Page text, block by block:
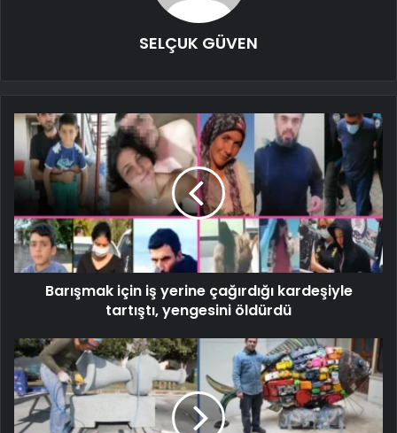
SELÇUK GÜVEN
Barışmak için iş yerine çağırdığı kardeşiyle
tartıştı, yengesini öldürdü